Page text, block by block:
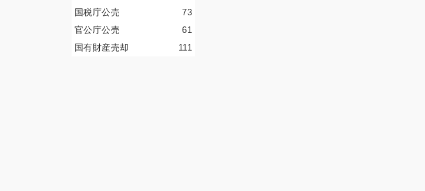
73
国税庁公売
61
官公庁公売
111
国有財産売却